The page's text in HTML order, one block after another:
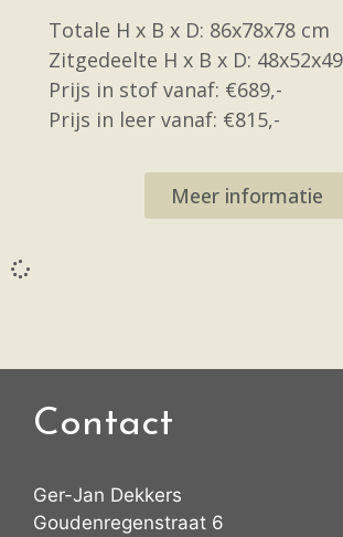
Totale H x B x D: 86x78x78 cm
Zitgedeelte H x B x D:
Prijs in stof vanaf: €689,-
Prijs in leer vanaf: €815,-
Meer informatie
Contact
Ger-Jan Dekkers
Goudenregenstraat 6